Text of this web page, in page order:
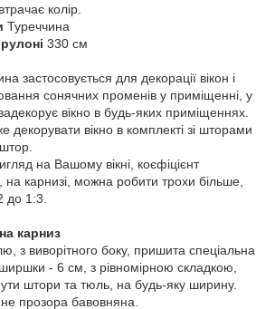
колір.
Туреччина
330 см
застосовується для декорації вікон і
сонячних променів у приміщенні, у
вікно в будь-яких приміщеннях.
декорувати вікно в комплекті зі шторами
на Вашому вікні, коєфіцієнт
на карнизі, можна робити трохи більше,
до 1:3.
карниз
з виворітного боку, пришита спеціальна
- 6 см, з рівномірною складкою,
штори та тюль, на будь-яку ширину.
прозора бавовняна.